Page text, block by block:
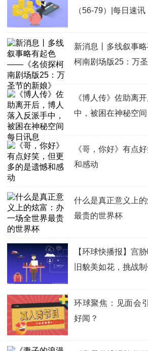
（56-79）|每日速讯
新消息丨多线叙事
柯南剧场版25：万圣
《博人传》佐助离
中，被困在神秘空
《哥，你好》有点
和感动
什么是真正意义上
最贵的世界杯
【环球快播报】宫
旧貌美如花，挑战
环球聚焦：见面会
好闻？